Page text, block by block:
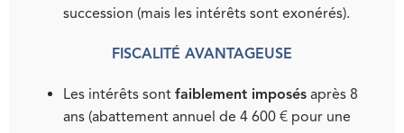
succession (mais les intérêts sont exonérés).
FISCALITÉ AVANTAGEUSE
Les intérêts sont faiblement imposés après 8
ans (abattement annuel de 4 600 € pour une